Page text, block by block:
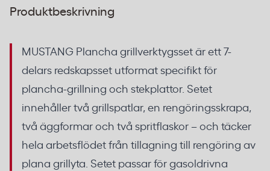
Produktbeskrivning
MUSTANG Plancha grillverktygsset är ett 7-
delars redskapsset utformat specifikt för
plancha-grillning och stekplattor. Setet
innehåller två grillspatlar, en rengöringsskrapa,
två äggformar och två spritflaskor – och täcker
hela arbetsflödet från tillagning till rengöring av
plana grillyta. Setet passar för gasoldrivna